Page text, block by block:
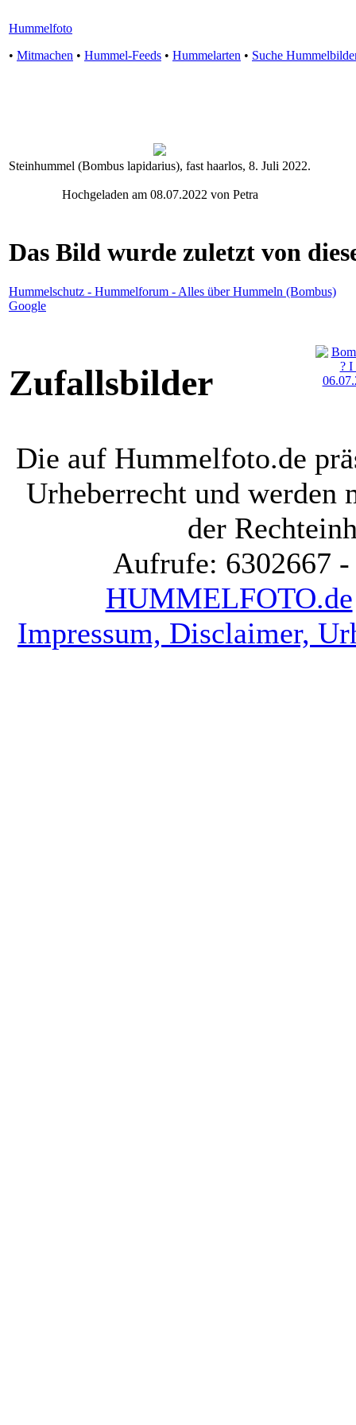
Hummelfoto
• Mitmachen • Hummel-Feeds • Hummelarten • Suche
Steinhummel (Bombus lapidarius), fast haarlos, 8. Juli 2022.
Hochgeladen am 08.07.2022 von Petra
Das Bild wurde zuletzt von
Hummelschutz - Hummelforum - Alles über Hummeln (Bombus)
Google
Zufallsbilder
Die auf Hummelfoto.de
Urheberrecht und werden
der
Aufrufe: 6302667
HUMMELFOTO.de
Impressum, Disclaimer,